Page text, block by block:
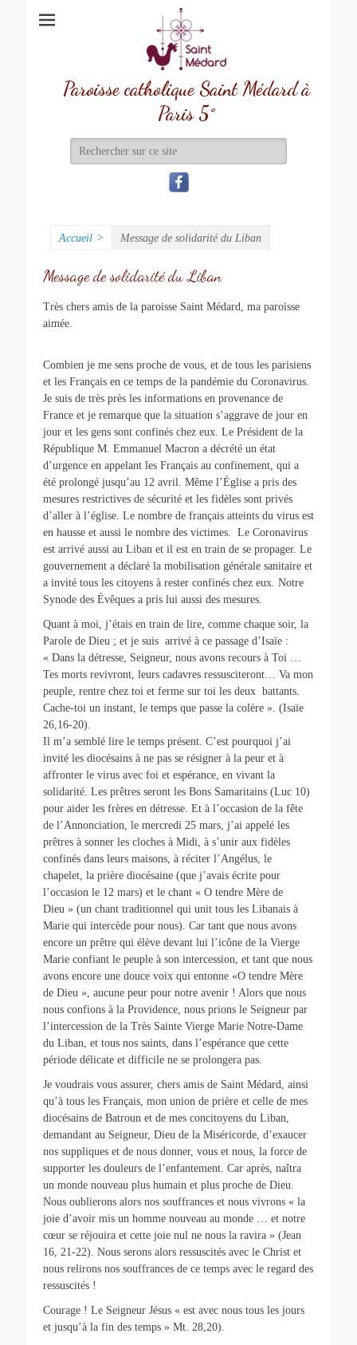
Paroisse catholique Saint Médard à
Paris 5°
Recherche
de:
Accueil > Message de solidarité du Liban
Message de solidarité du Liban
Très chers amis de la paroisse Saint Médard, ma paroisse
aimée.
Combien je me sens proche de vous, et de tous les parisiens
et les Français en ce temps de la pandémie du Coronavirus.
Je suis de très près les informations en provenance de
France et je remarque que la situation s’aggrave de jour en
jour et les gens sont confinés chez eux. Le Président de la
République M. Emmanuel Macron a décrété un état
d’urgence en appelant les Français au confinement, qui a
été prolongé jusqu’au 12 avril. Même l’Église a pris des
mesures restrictives de sécurité et les fidèles sont privés
d’aller à l’église. Le nombre de français atteints du virus est
en hausse et aussi le nombre des victimes. Le Coronavirus
est arrivé aussi au Liban et il est en train de se propager. Le
gouvernement a déclaré la mobilisation générale sanitaire et
a invité tous les citoyens à rester confinés chez eux. Notre
Synode des Évêques a pris lui aussi des mesures.
Quant à moi, j’étais en train de lire, comme chaque soir, la
Parole de Dieu ; et je suis arrivé à ce passage d’Isaïe :
« Dans la détresse, Seigneur, nous avons recours à Toi …
Tes morts revivront, leurs cadavres ressusciteront… Va mon
peuple, rentre chez toi et ferme sur toi les deux battants.
Cache-toi un instant, le temps que passe la colère ». (Isaïe
26,16-20).
Il m’a semblé lire le temps présent. C’est pourquoi j’ai
invité les diocésains à ne pas se résigner à la peur et à
affronter le virus avec foi et espérance, en vivant la
solidarité. Les prêtres seront les Bons Samaritains (Luc 10)
pour aider les frères en détresse. Et à l’occasion de la fête
de l’Annonciation, le mercredi 25 mars, j’ai appelé les
prêtres à sonner les cloches à Midi, à s’unir aux fidèles
confinés dans leurs maisons, à réciter l’Angélus, le
chapelet, la prière diocésaine (que j’avais écrite pour
l’occasion le 12 mars) et le chant « O tendre Mère de
Dieu » (un chant traditionnel qui unit tous les Libanais à
Marie qui intercède pour nous). Car tant que nous avons
encore un prêtre qui élève devant lui l’icône de la Vierge
Marie confiant le peuple à son intercession, et tant que nous
avons encore une douce voix qui entonne «O tendre Mère
de Dieu », aucune peur pour notre avenir ! Alors que nous
nous confions à la Providence, nous prions le Seigneur par
l’intercession de la Très Sainte Vierge Marie Notre-Dame
du Liban, et tous nos saints, dans l’espérance que cette
période délicate et difficile ne se prolongera pas.
Je voudrais vous assurer, chers amis de Saint Médard, ainsi
qu’à tous les Français, mon union de prière et celle de mes
diocésains de Batroun et de mes concitoyens du Liban,
demandant au Seigneur, Dieu de la Miséricorde, d’exaucer
nos suppliques et de nous donner, vous et nous, la force de
supporter les douleurs de l’enfantement. Car après, naîtra
un monde nouveau plus humain et plus proche de Dieu.
Nous oublierons alors nos souffrances et nous vivrons « la
joie d’avoir mis un homme nouveau au monde … et notre
cœur se réjouira et cette joie nul ne nous la ravira » (Jean
16, 21-22). Nous serons alors ressuscités avec le Christ et
nous relirons nos souffrances de ce temps avec le regard des
ressuscités !
Courage ! Le Seigneur Jésus « est avec nous tous les jours
et jusqu’à la fin des temps » Mt. 28,20).